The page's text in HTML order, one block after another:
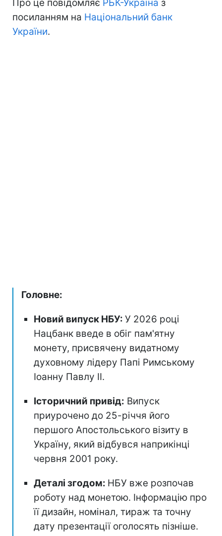
Про це повідомляє РБК-Україна з
посиланням на Національний банк
України.
Головне:
Новий випуск НБУ: У 2026 році
Нацбанк введе в обіг пам'ятну
монету, присвячену видатному
духовному лідеру Папі Римському
Іоанну Павлу II.
Історичний привід: Випуск
приурочено до 25-річчя його
першого Апостольського візиту в
Україну, який відбувся наприкінці
червня 2001 року.
Деталі згодом: НБУ вже розпочав
роботу над монетою. Інформацію про
її дизайн, номінал, тираж та точну
дату презентації оголосять пізніше.